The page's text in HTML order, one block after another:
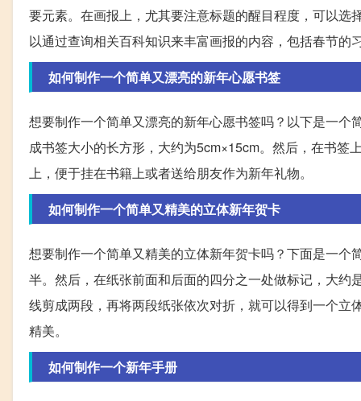
要元素。在画报上，尤其要注意标题的醒目程度，可以
以通过查询相关百科知识来丰富画报的内容，包括春节的
如何制作一个简单又漂亮的新年心愿书签
想要制作一个简单又漂亮的新年心愿书签吗？以下是一
成书签大小的长方形，大约为5cm×15cm。然后，在书
上，便于挂在书籍上或者送给朋友作为新年礼物。
如何制作一个简单又精美的立体新年贺卡
想要制作一个简单又精美的立体新年贺卡吗？下面是一
半。然后，在纸张前面和后面的四分之一处做标记，大
线剪成两段，再将两段纸张依次对折，就可以得到一个
精美。
如何制作一个新年手册